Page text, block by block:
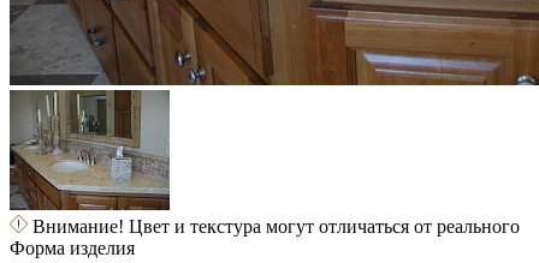
Внимание! Цвет и текстура могут отличаться от реального
Форма изделия